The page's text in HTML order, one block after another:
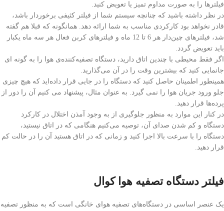
فیلترها را به صورت مداوم تمیز یا تعویض کنید.
در نظر داشته باشید که چنانچه سیستم شما از فیلتر کثیفی برخوردار باشد،
قادر نخواهد بود کارکردی مناسب به شما ارائه دهد. همانگونه که قبلا هم گفته
شد، فیلترهای چین‌دار هر 6 تا 12 ماه و فیلترهای کربن فعال هر سه ماه یکبار
باید تعویض گردد.
اگر فقط محیطی با چندین اتاق دارید، دستگاه‌ تصفیه‌کننده‌ی هوا را به گونه ای
جانمایی کنید که بیشترین وقت را در آن می‌گذارید.
همینطور اطمینان حاصل کنید که دستگاه را در جایی قرار داده‌اید که هیچ چیزی
جلو ورود جریان هوا را نمی گیرد. به عنوان مثال، پیشنهاد می کنیم آن را دور از
پرده‌ها قرار دهید.
در کنار این موارد به منظور جلوگیری از به وجود آمذن اختلال در کارکرد
دستگاه و کم شدن صدای آن، توصیه می‌کنیم هنگامی که در اتاق نیستید،
دستگاه را با سرعت بالا اجرا کنید و زمانی که در اتاق هستید آن را در حالت کم
قرار دهید.
فیلتر دستگاه تصفیه هوا کوال
یک عنصر اساسی در دستگاه‌های تصفیه هوای خانگی است که به منظور تصفیه